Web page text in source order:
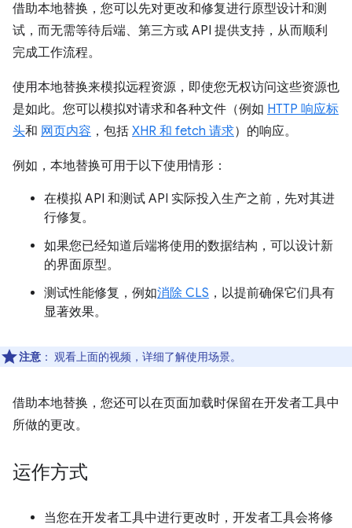
借助本地替换，您可以先对更改和修复进行原型设计和测
试，而无需等待后端、第三方或 API 提供支持，从而顺利
完成工作流程。
使用本地替换来模拟远程资源，即使您无权访问这些资源也
是如此。您可以模拟对请求和各种文件（例如 HTTP 响应标
头和 网页内容 ，包括 XHR 和 fetch 请求）的响应。
例如，本地替换可用于以下使用情形：
在模拟 API 和测试 API 实际投入生产之前，先对其进
行修复。
如果您已经知道后端将使用的数据结构，可以设计新
的界面原型。
测试性能修复，例如消除 CLS ，以提前确保它们具有
显著效果。
注意 ： 观看上面的视频，详细了解使用场景。
借助本地替换，您还可以在页面加载时保留在开发者工具中
所做的更改。
运作方式
当您在开发者工具中进行更改时，开发者工具会将修